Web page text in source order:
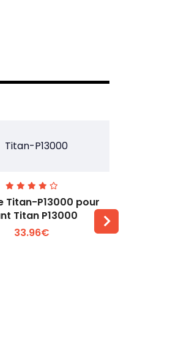
Voir plus +
Titan-P13000 pour
Titan P13000
33.96€